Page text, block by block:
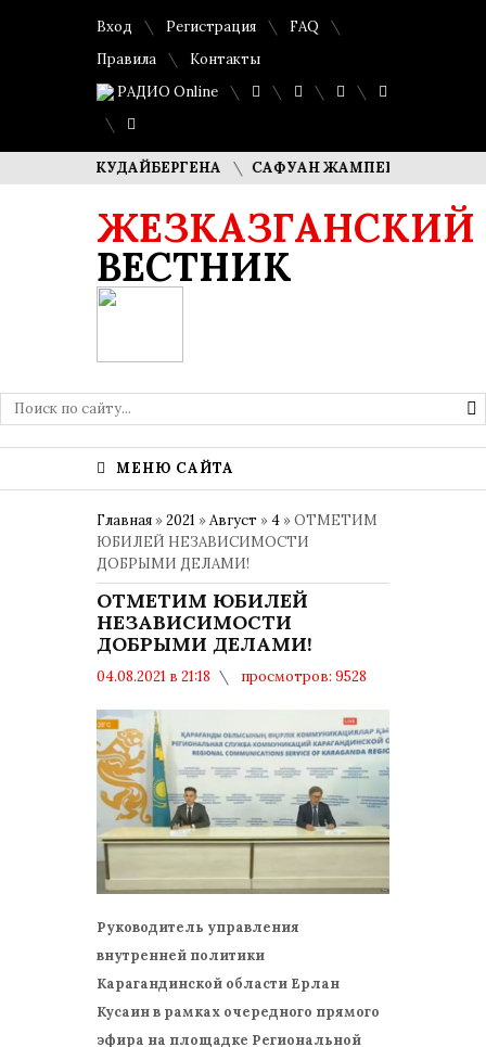
Вход Регистрация
FAQ
Правила
Контакты
РАДИО Online
КУДАЙБЕРГЕНА САФУАН ЖАМПЕИСОВ: «МЫ
ЖЕЗКАЗГАНСКИЙ
ВЕСТНИК
МЕНЮ САЙТА
Главная »2021 »Август »4 » ОТМЕТИМ
ЮБИЛЕЙ НЕЗАВИСИМОСТИ
ДОБРЫМИ ДЕЛАМИ!
ОТМЕТИМ ЮБИЛЕЙ
НЕЗАВИСИМОСТИ
ДОБРЫМИ ДЕЛАМИ!
04.08.2021 в 21:18
просмотров: 9528
30 ЛЕТ НЕЗАВИСИМОСТИ РК
Руководитель управления
внутренней политики
Карагандинской области Ерлан
Кусаин в рамках очередного прямого
эфира на площадке Региональной